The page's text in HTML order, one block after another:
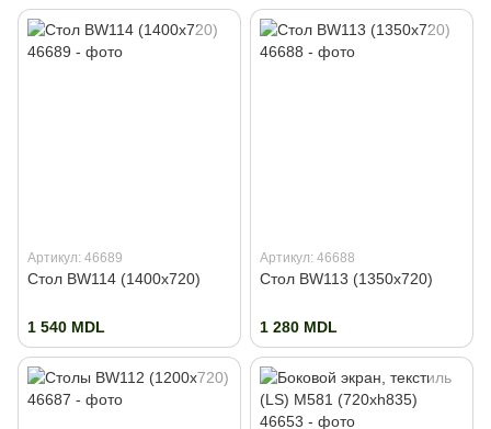
Артикул: 46689
Стол BW114 (1400x720)
1 540 MDL
Артикул: 46688
Стол BW113 (1350x720)
1 280 MDL